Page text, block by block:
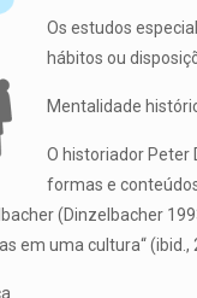
Os estudos
hábitos ou
Mentalidade
O historiador Peter
formas e
(Dinzelbacher
em uma cultura“ (ibid.,